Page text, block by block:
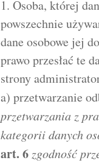
1. Osoba, której
powszechnie
dane osobowe jej
prawo przesłać te
strony
a) przetwarzanie
przetwarzania z
kategorii danych
art. 6 zgodność